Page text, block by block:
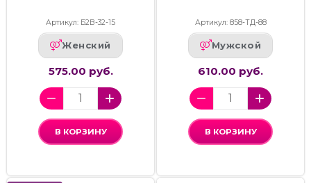
Артикул: Б2В-32-15
Женский
575.00 руб.
В КОРЗИНУ
Артикул: 858-ТД-88
Мужской
610.00 руб.
В КОРЗИНУ